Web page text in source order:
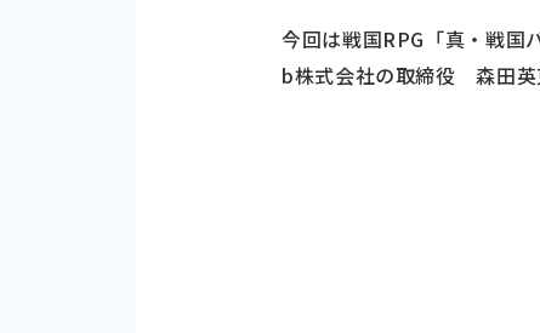
今回は戦国RPG「真・戦国
b株式会社の取締役 森田英